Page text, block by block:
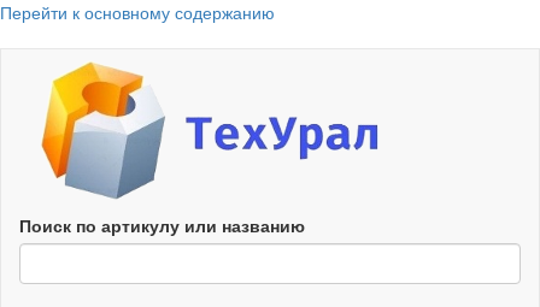
Перейти к основному содержанию
Поиск по артикулу или названию